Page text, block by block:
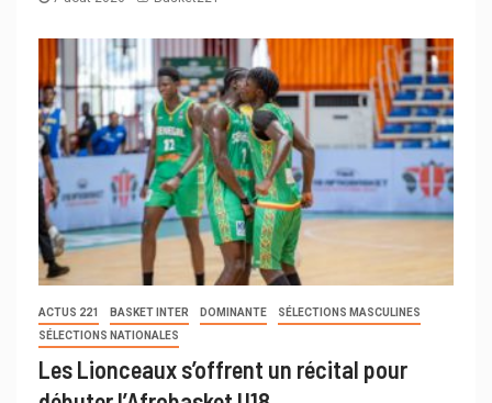
ACTUS 221 BASKET INTER DOMINANTE
SÉLECTIONS MASCULINES
SÉLECTIONS NATIONALES
Les Lionceaux s’offrent un récital pour